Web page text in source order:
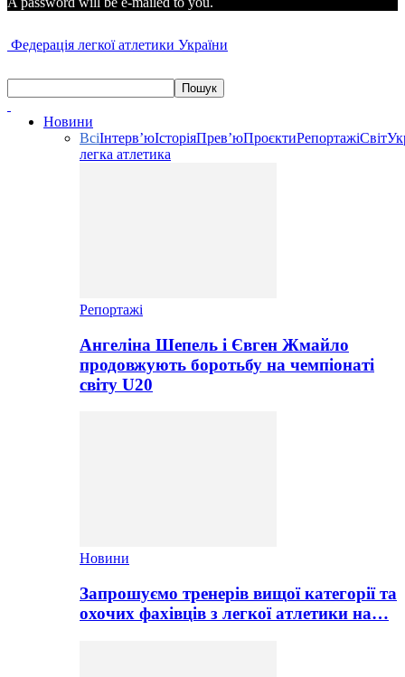
Федерація легкої атлетики України
Новини
ВсіІнтерв’юІсторіяПрев’юПроєктиРепортажіСвіт
легка атлетика
Репортажі
Ангеліна Шепель і Євген Жмайло
продовжують боротьбу на чемпіонаті
світу U20
Новини
Запрошуємо тренерів вищої категорії та
охочих фахівців з легкої атлетики на…